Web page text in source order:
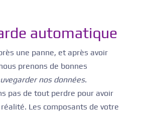
automatique
une panne, et après avoir
prenons de bonnes
nos données.
pas de tout perdre pour avoir
réalité. Les composants de votre